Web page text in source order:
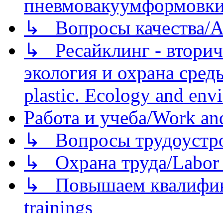
↳ Вопросы качества/
↳ Ресайклинг -
экология и охрана
plastic. Ecology and
Работа и учеба/Work
↳ Вопросы
↳ Охрана труда/Labor
↳ Повышаем
trainings